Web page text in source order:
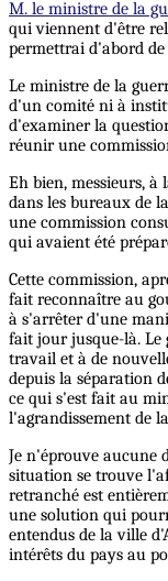
M. le ministre de la
qui viennent d'être
permettrai d'abord
Le ministre de la
d'un comité ni à
d'examiner la
réunir une
Eh bien, messieurs,
dans les bureaux de
une commission
qui avaient été
Cette commission,
fait reconnaître au
à s'arrêter d'une
fait jour jusque-là.
travail et à de
depuis la séparation
ce qui s'est fait au
l'agrandissement de
Je n'éprouve aucune
situation se trouve
retranché est
une solution qui
entendus de la ville
intérêts du pays au